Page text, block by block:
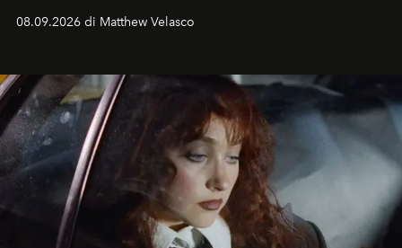
08.09.2026 di Matthew Velasco